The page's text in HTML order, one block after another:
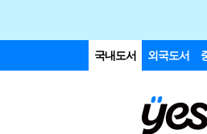
국내도서 외국도서